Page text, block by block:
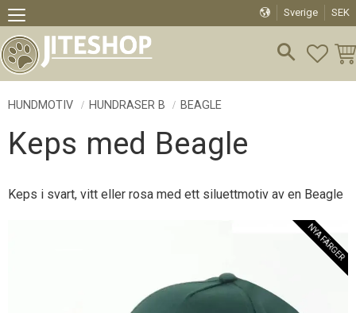
Meny
Sverige SEK
HUNDMOTIV HUNDRASER B BEAGLE
Keps med Beagle
Keps i svart, vitt eller rosa med ett siluettmotiv av en Beagle
NYA FÄRGER